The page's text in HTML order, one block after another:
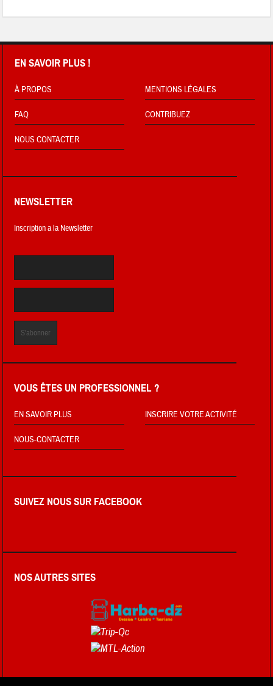
EN SAVOIR PLUS !
À PROPOS MENTIONS LÉGALES
FAQ CONTRIBUEZ
NOUS CONTACTER
NEWSLETTER
Inscription a la Newsletter
VOUS ÊTES UN PROFESSIONNEL ?
EN SAVOIR PLUS INSCRIRE VOTRE ACTIVITÉ
NOUS-CONTACTER
SUIVEZ NOUS SUR FACEBOOK
NOS AUTRES SITES